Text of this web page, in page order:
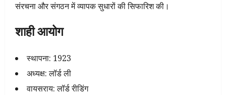
संरचना और संगठन में व्यापक सुधारों की सिफारिश की।
शाही आयोग
स्थापना: 1923
अध्यक्ष: लॉर्ड ली
वायसराय: लॉर्ड रीडिंग